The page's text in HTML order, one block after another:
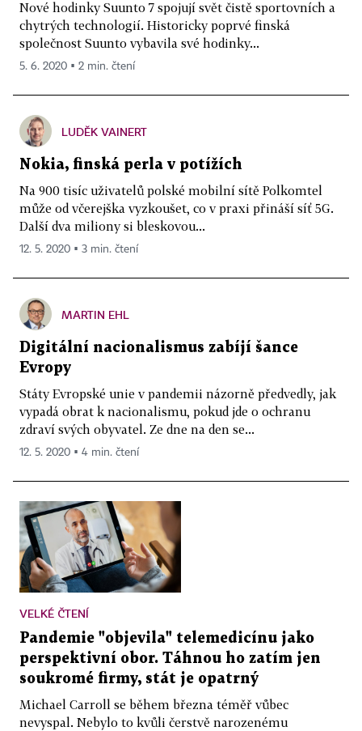
Nové hodinky Suunto 7 spojují svět čistě sportovních a
chytrých technologií. Historicky poprvé finská
společnost Suunto vybavila své hodinky...
5. 6. 2020 ▪ 2 min. čtení
LUDĚK VAINERT
Nokia, finská perla v potížích
Na 900 tisíc uživatelů polské mobilní sítě Polkomtel
může od včerejška vyzkoušet, co v praxi přináší síť 5G.
Další dva miliony si bleskovou...
12. 5. 2020 ▪ 3 min. čtení
MARTIN EHL
Digitální nacionalismus zabíjí šance
Evropy
Státy Evropské unie v pandemii názorně předvedly, jak
vypadá obrat k nacionalismu, pokud jde o ochranu
zdraví svých obyvatel. Ze dne na den se...
12. 5. 2020 ▪ 4 min. čtení
VELKÉ ČTENÍ
Pandemie "objevila" telemedicínu jako
perspektivní obor. Táhnou ho zatím jen
soukromé firmy, stát je opatrný
Michael Carroll se během března téměř vůbec
nevyspal. Nebylo to kvůli čerstvě narozenému